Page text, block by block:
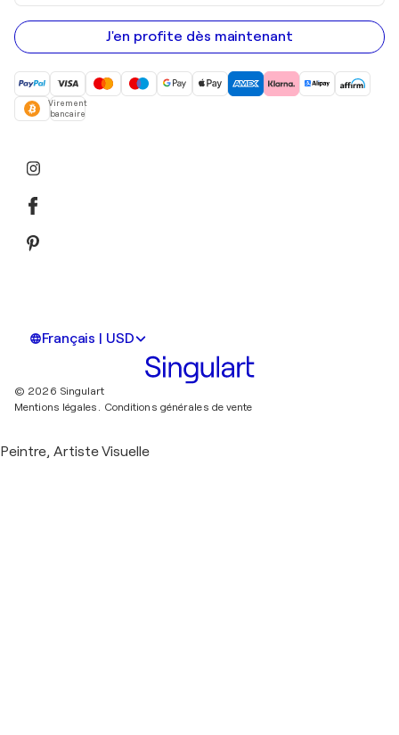
adresse
e-
mail
J'en profite dès maintenant
Virement
bancaire
Français | USD
© 2026 Singulart
Mentions légales. Conditions générales de vente
Peintre, Artiste Visuelle